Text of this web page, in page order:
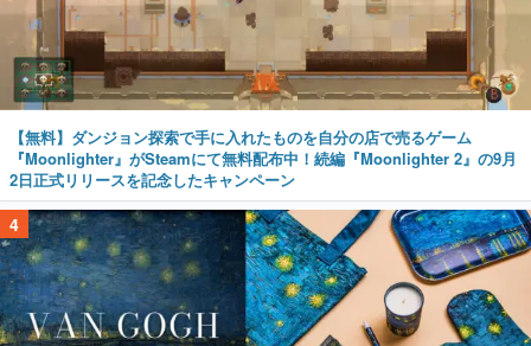
【無料】ダンジョン探索で手に入れたものを自分の店で売るゲーム
『Moonlighter』がSteamにて無料配布中！続編『Moonlighter 2』の9月
2日正式リリースを記念したキャンペーン
4